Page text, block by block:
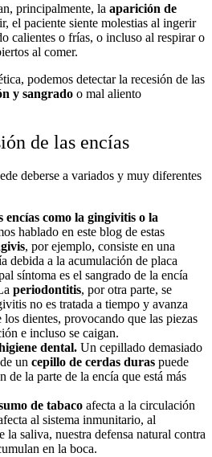
principalmente, la aparición de
el paciente siente molestias al ingerir
calientes o frías, o incluso al respirar o
al comer.
podemos detectar la recesión de las
y sangrado o mal aliento
de las encías
deberse a variados y muy diferentes
encías como la gingivitis o la
hablado en este blog de estas
, por ejemplo, consiste en una
debida a la acumulación de placa
síntoma es el sangrado de la encía
periodontitis, por otra parte, se
no es tratada a tiempo y avanza
los dientes, provocando que las piezas
e incluso se caigan.
dental. Un cepillado demasiado
un cepillo de cerdas duras puede
de la parte de la encía que está más
de tabaco afecta a la circulación
al sistema inmunitario, al
la saliva, nuestra defensa natural contra
en la boca.